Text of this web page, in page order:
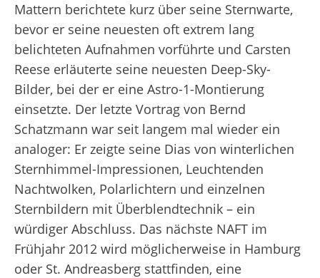
Mattern berichtete kurz über seine Sternwarte,
bevor er seine neuesten oft extrem lang
belichteten Aufnahmen vorführte und Carsten
Reese erläuterte seine neuesten Deep-Sky-
Bilder, bei der er eine Astro-1-Montierung
einsetzte. Der letzte Vortrag von Bernd
Schatzmann war seit langem mal wieder ein
analoger: Er zeigte seine Dias von winterlichen
Sternhimmel-Impressionen, Leuchtenden
Nachtwolken, Polarlichtern und einzelnen
Sternbildern mit Überblendtechnik – ein
würdiger Abschluss. Das nächste NAFT im
Frühjahr 2012 wird möglicherweise in Hamburg
oder St. Andreasberg stattfinden, eine